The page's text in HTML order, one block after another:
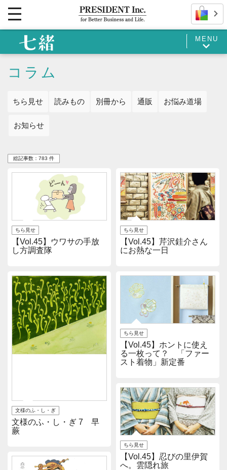
MENU
コラム
ちら見せ 読みもの 別冊から 通販 お悩み道場
お知らせ
総記事数：783 件
ちら見せ
【Vol.45】ウワサの手放
し方調査隊
ちら見せ
【Vol.45】芹沢銈介さん
にお熱な一日
文様のふ・し・ぎ
文様のふ・し・ぎ 7 早
蕨
ちら見せ
【Vol.45】ホントに使え
る一枚って？ 「ファー
スト着物」新定番
ちら見せ
【Vol.45】忍びの里伊賀
へ。雲隠れ旅